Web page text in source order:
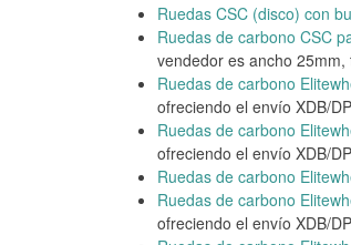
Ruedas CSC (disco) con
Ruedas de carbono CSC
vendedor es ancho
Ruedas de carbono
ofreciendo el envío XDB/
Ruedas de carbono
ofreciendo el envío XDB/
Ruedas de carbono
Ruedas de carbono
ofreciendo el envío XDB/